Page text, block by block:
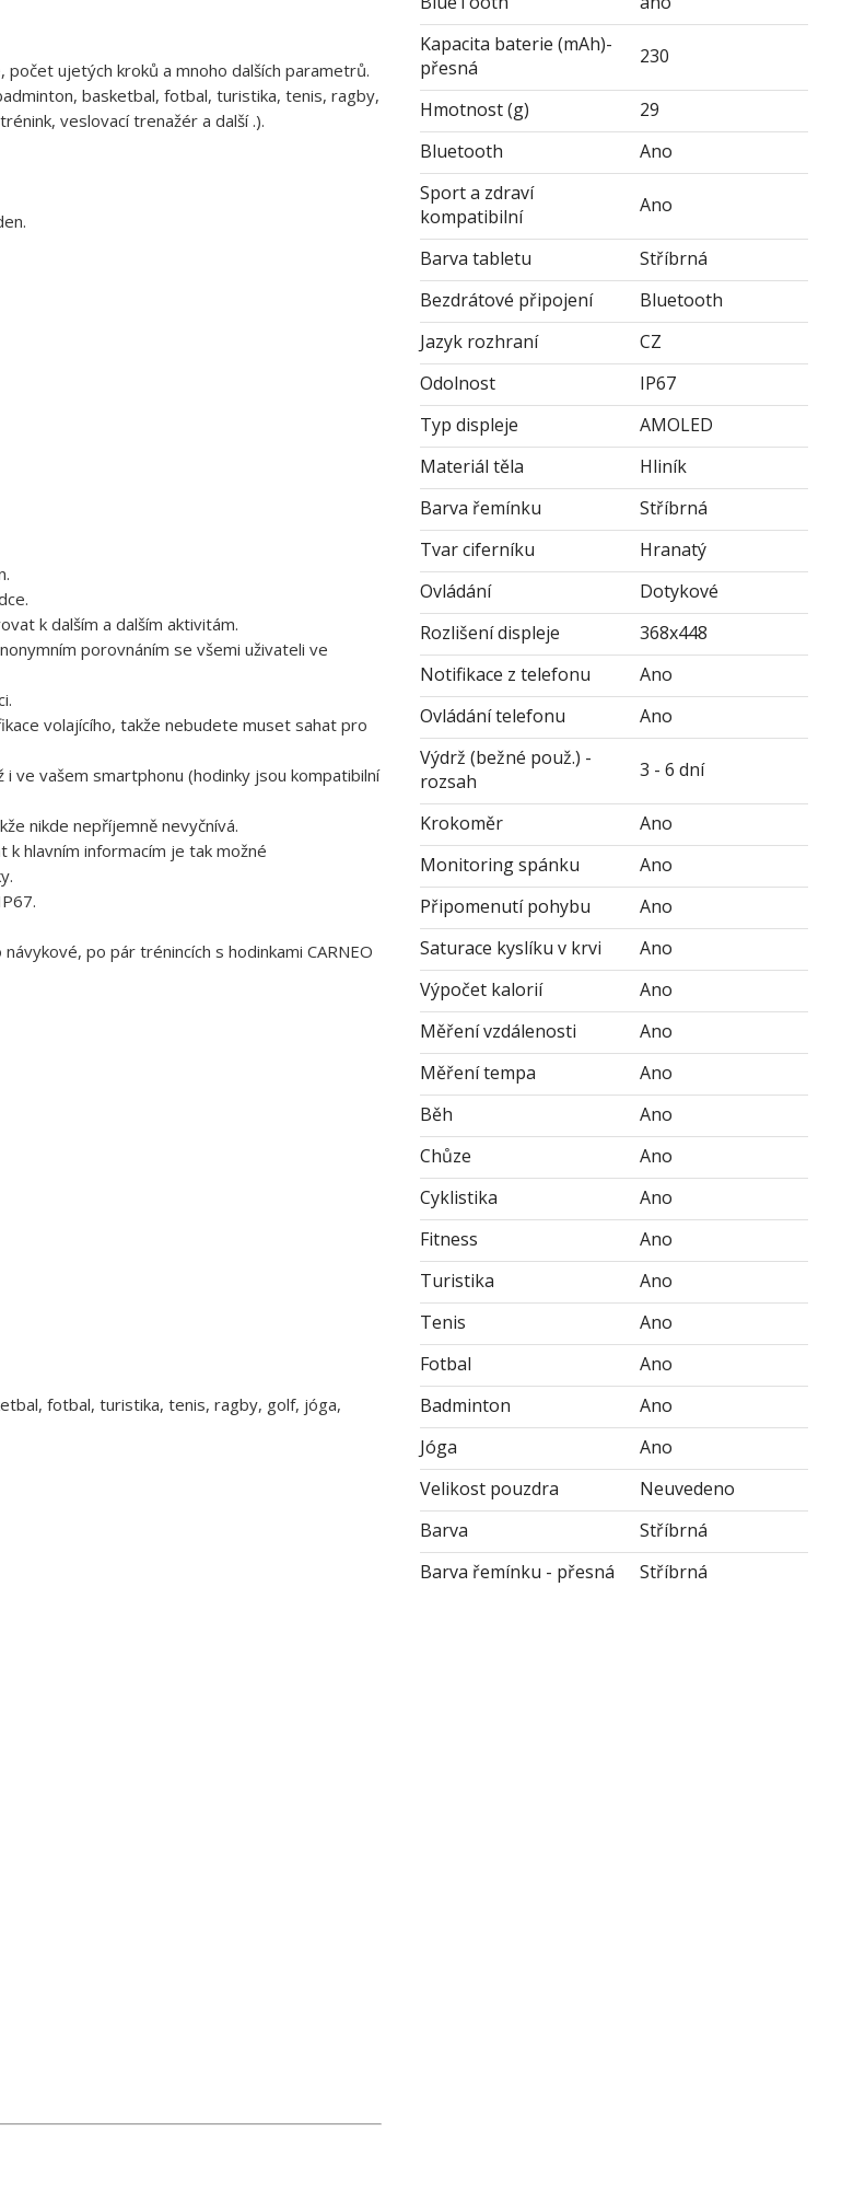
ujetých kroků a mnoho dalších parametrů.
basketbal, fotbal, turistika, tenis, ragby,
veslovací trenažér a další .).
k dalším a dalším aktivitám.
porovnáním se všemi uživateli ve
volajícího, takže nebudete muset sahat pro
ve vašem smartphonu (hodinky jsou kompatibilní
nikde nepříjemně nevyčnívá.
hlavním informacím je tak možné
po pár trénincích s hodinkami CARNEO
fotbal, turistika, tenis, ragby, golf, jóga,
Kapacita baterie (mAh)-
přesná
230
Hmotnost (g)
29
Bluetooth
Ano
Sport a zdraví
kompatibilní
Ano
Barva tabletu
Stříbrná
Bezdrátové připojení
Bluetooth
Jazyk rozhraní
CZ
Odolnost
IP67
Typ displeje
AMOLED
Materiál těla
Hliník
Barva řemínku
Stříbrná
Tvar ciferníku
Hranatý
Ovládání
Dotykové
Rozlišení displeje
368x448
Notifikace z telefonu
Ano
Ovládání telefonu
Ano
Výdrž (bežné použ.) -
rozsah
3 - 6 dní
Krokoměr
Ano
Monitoring spánku
Ano
Připomenutí pohybu
Ano
Saturace kyslíku v krvi
Ano
Výpočet kalorií
Ano
Měření vzdálenosti
Ano
Měření tempa
Ano
Běh
Ano
Chůze
Ano
Cyklistika
Ano
Fitness
Ano
Turistika
Ano
Tenis
Ano
Fotbal
Ano
Badminton
Ano
Jóga
Ano
Velikost pouzdra
Neuvedeno
Barva
Stříbrná
Barva řemínku - přesná
Stříbrná